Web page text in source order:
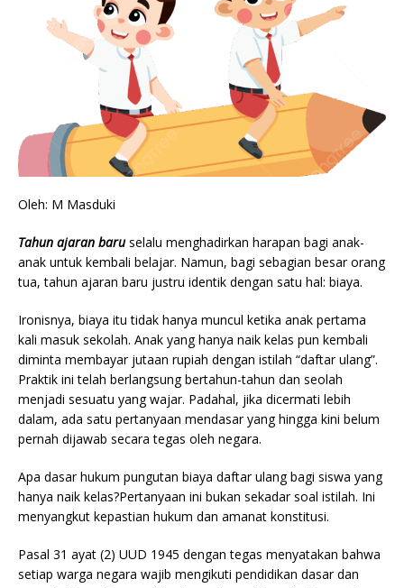
Oleh: M Masduki
Tahun ajaran baruselalu menghadirkan harapan bagi anak-
anak untuk kembali belajar. Namun, bagi sebagian besar orang
tua, tahun ajaran baru justru identik dengan satu hal: biaya.
Ironisnya, biaya itu tidak hanya muncul ketika anak pertama
kali masuk sekolah. Anak yang hanya naik kelas pun kembali
diminta membayar jutaan rupiah dengan istilah “daftar ulang”.
Praktik ini telah berlangsung bertahun-tahun dan seolah
menjadi sesuatu yang wajar. Padahal, jika dicermati lebih
dalam, ada satu pertanyaan mendasar yang hingga kini belum
pernah dijawab secara tegas oleh negara.
Apa dasar hukum pungutan biaya daftar ulang bagi siswa yang
hanya naik kelas?Pertanyaan ini bukan sekadar soal istilah. Ini
menyangkut kepastian hukum dan amanat konstitusi.
Pasal 31 ayat (2) UUD 1945 dengan tegas menyatakan bahwa
setiap warga negara wajib mengikuti pendidikan dasar dan